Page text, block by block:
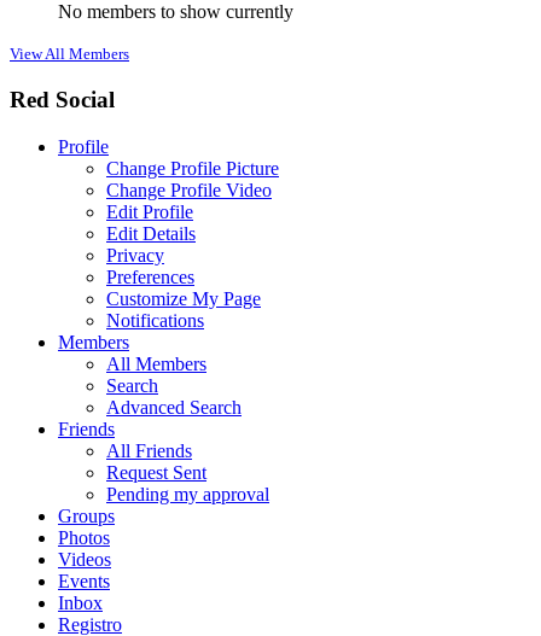
No members to show currently
View All Members
Red Social
Profile
Change Profile Picture
Change Profile Video
Edit Profile
Edit Details
Privacy
Preferences
Customize My Page
Notifications
Members
All Members
Search
Advanced Search
Friends
All Friends
Request Sent
Pending my approval
Groups
Photos
Videos
Events
Inbox
Registro